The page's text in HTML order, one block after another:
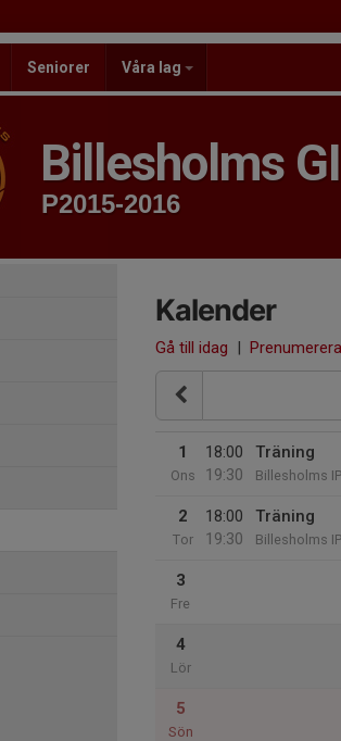
Seniorer Våra lag
Billesholms
P2015-2016
Kalender
Gå till idag | Prenumerera
1
Ons
18:00
19:30
Träning
Billesholms IP
2
Tor
18:00
19:30
Träning
Billesholms IP
3
Fre
4
Lör
5
Sön